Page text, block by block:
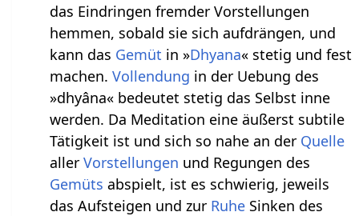
das Eindringen fremder Vorstellungen
hemmen, sobald sie sich aufdrängen, und
kann das Gemüt in »Dhyana« stetig und fest
machen.Vollendung in der Uebung des
»dhyâna« bedeutet stetig das Selbst inne
werden. Da Meditation eine äußerst subtile
Tätigkeit ist und sich so nahe an der Quelle
allerVorstellungen und Regungen des
Gemüts abspielt, ist es schwierig, jeweils
das Aufsteigen und zur Ruhe Sinken des